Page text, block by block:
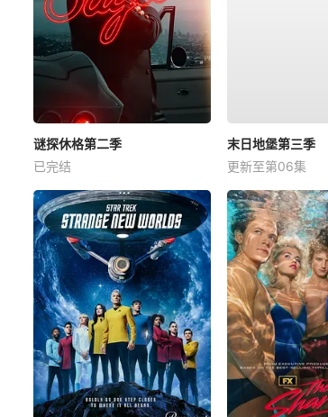
谜探休格第二季
已完结
末日地堡第三季
更新至第06集